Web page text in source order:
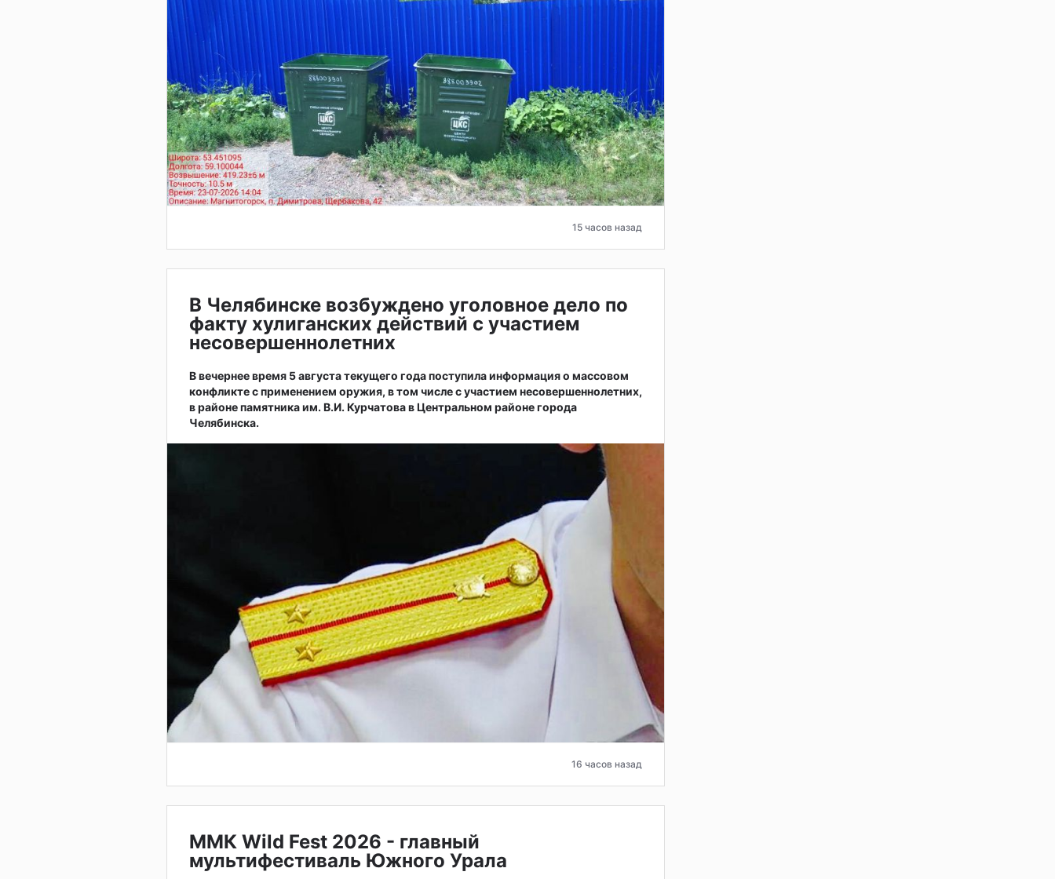
15 часов назад
В Челябинске возбуждено уголовное дело по
факту хулиганских действий с участием
несовершеннолетних
В вечернее время 5 августа текущего года поступила информация о массовом
конфликте с применением оружия, в том числе с участием несовершеннолетних,
в районе памятника им. В.И. Курчатова в Центральном районе города
Челябинска.
16 часов назад
ММК Wild Fest 2026 - главный
мультифестиваль Южного Урала